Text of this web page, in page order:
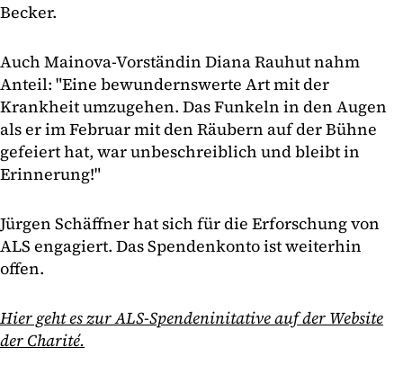
Becker.
Auch Mainova-Vorständin Diana Rauhut nahm
Anteil: "Eine bewundernswerte Art mit der
Krankheit umzugehen. Das Funkeln in den Augen
als er im Februar mit den Räubern auf der Bühne
gefeiert hat, war unbeschreiblich und bleibt in
Erinnerung!"
Jürgen Schäffner hat sich für die Erforschung von
ALS engagiert. Das Spendenkonto ist weiterhin
offen.
Hier geht es zur ALS-Spendeninitative auf der Website
der Charité.